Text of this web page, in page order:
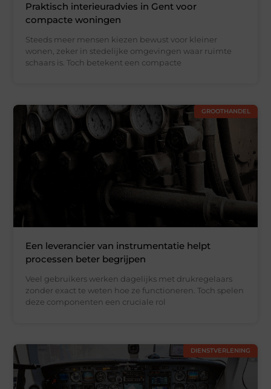
Praktisch interieuradvies in Gent voor
compacte woningen
Steeds meer mensen kiezen bewust voor kleiner
wonen, zeker in stedelijke omgevingen waar ruimte
schaars is. Toch betekent een compacte
GROOTHANDEL
Een leverancier van instrumentatie helpt
processen beter begrijpen
Veel gebruikers werken dagelijks met drukregelaars
zonder exact te weten hoe ze functioneren. Toch spelen
deze componenten een cruciale rol
DIENSTVERLENING